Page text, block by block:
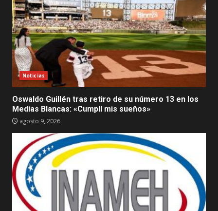
Noticias
Oswaldo Guillén tras retiro de su número 13 en los
Medias Blancas: «Cumplí mis sueños»
agosto 9, 2026